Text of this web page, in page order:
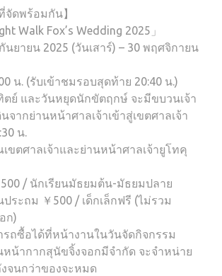
จัดพร้อมกัน】
Walk Fox’s Wedding 2025」
นยายน 2025 (วันเสาร์) – 30 พฤศจิกายน
น. (รับเข้าชมรอบสุดท้าย 20:40 น.)
ตย์ และวันหยุดนักขัตฤกษ์ จะมีขบวนเจ้า
จากย่านหน้าศาลเจ้าเข้าสู่เขตศาลเจ้า
น.
ขตศาลเจ้าและย่านหน้าศาลเจ้ายูโทคุ
/ นักเรียนมัธยมต้น-มัธยมปลาย
ประถม ￥500 / เด็กเล็กฟรี (ไม่รวม
ก)
รถซื้อได้ที่หน้างานในวันจัดกิจกรรม
หน้ากากสุนัขจิ้งจอกมีจำกัด จะจำหน่าย
จนกว่าของจะหมด